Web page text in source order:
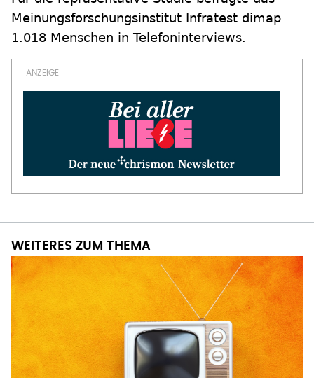
Meinungsforschungsinstitut Infratest dimap
1.018 Menschen in Telefoninterviews.
WEITERES ZUM THEMA